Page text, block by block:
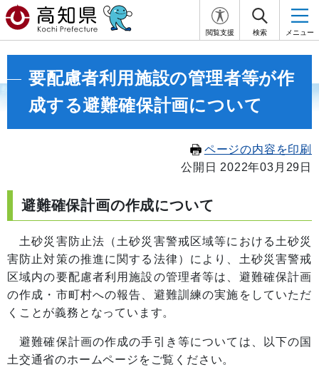
閲覧支援 検索 メニュー
要配慮者利用施設の管理者等が作
成する避難確保計画について
ページの内容を印刷
公開日 2022年03月29日
避難確保計画の作成について
土砂災害防止法（土砂災害警戒区域等における土砂災
害防止対策の推進に関する法律）により、土砂災害警戒
区域内の要配慮者利用施設の管理者等は、避難確保計画
の作成・市町村への報告、避難訓練の実施をしていただ
くことが義務となっています。
避難確保計画の作成の手引き等については、以下の国
土交通省のホームページをご覧ください。